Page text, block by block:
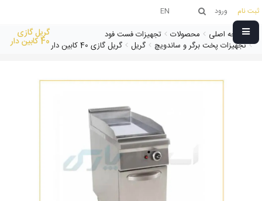
ثبت نام ورود EN
صفحه اصلی محصولات
تجهیزات فست فود
تجهیزات پخت برگر و ساندویچ
گریل گریل گازی 40 کابین دار
گریل گازی
40 کابین دار